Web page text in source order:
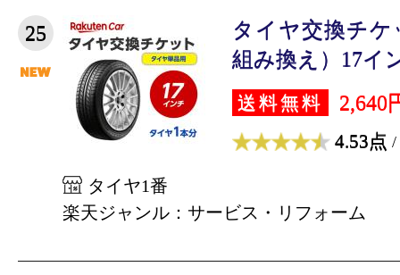
25
タイヤ交換チ
組み換え）17イ
送料無料 2,640
4.53点 /
タイヤ1番
楽天ジャンル：サービス・リフォーム